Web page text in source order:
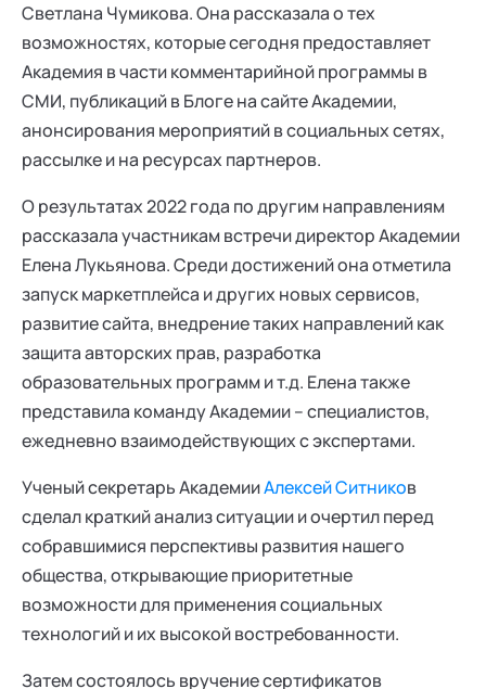
Светлана Чумикова. Она рассказала о тех
возможностях, которые сегодня предоставляет
Академия в части комментарийной программы в
СМИ, публикаций в Блоге на сайте Академии,
анонсирования мероприятий в социальных сетях,
рассылке и на ресурсах партнеров.
О результатах 2022 года по другим направлениям
рассказала участникам встречи директор Академии
Елена Лукьянова. Среди достижений она отметила
запуск маркетплейса и других новых сервисов,
развитие сайта, внедрение таких направлений как
защита авторских прав, разработка
образовательных программ и т.д. Елена также
представила команду Академии – специалистов,
ежедневно взаимодействующих с экспертами.
Ученый секретарь АкадемииАлексей Ситников
сделал краткий анализ ситуации и очертил перед
собравшимися перспективы развития нашего
общества, открывающие приоритетные
возможности для применения социальных
технологий и их высокой востребованности.
Затем состоялось вручение сертификатов